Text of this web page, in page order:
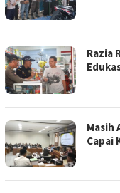
Razia
Masih
Capai